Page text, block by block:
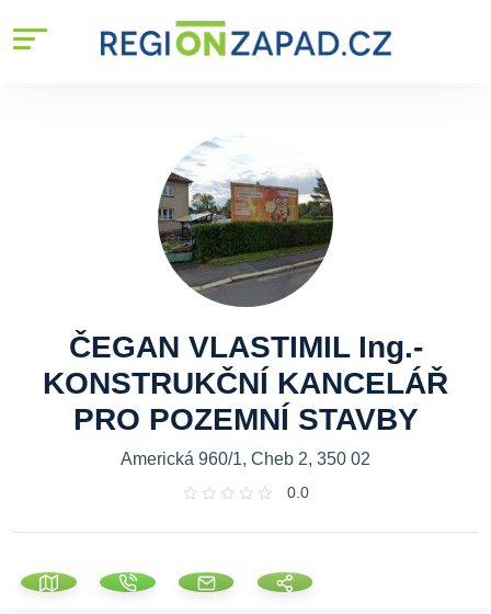
ČEGAN VLASTIMIL Ing.-
KONSTRUKČNÍ KANCELÁŘ
PRO POZEMNÍ STAVBY
Americká 960/1, Cheb 2, 350 02
0.0